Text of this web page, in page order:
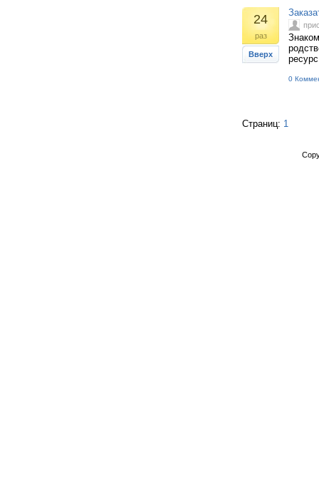
24
раз
Вверх
0
Страниц: 1